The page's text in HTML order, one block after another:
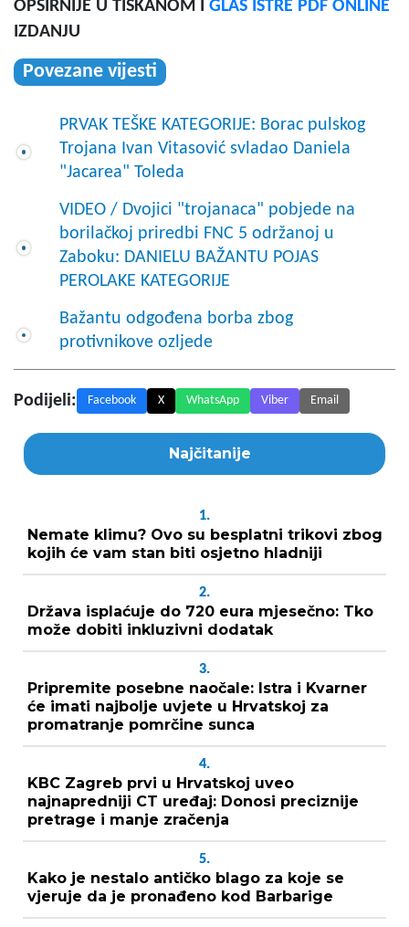
OPŠIRNIJE U TISKANOM I GLAS ISTRE PDF ONLINE
IZDANJU
Povezane vijesti
PRVAK TEŠKE KATEGORIJE: Borac pulskog
Trojana Ivan Vitasović svladao Daniela
"Jacarea" Toleda
VIDEO / Dvojici "trojanaca" pobjede na
borilačkoj priredbi FNC 5 održanoj u
Zaboku: DANIELU BAŽANTU POJAS
PEROLAKE KATEGORIJE
Bažantu odgođena borba zbog
protivnikove ozljede
Podijeli: Facebook X WhatsApp Viber Email
Najčitanije
1.
Nemate klimu? Ovo su besplatni trikovi zbog
kojih će vam stan biti osjetno hladniji
2.
Država isplaćuje do 720 eura mjesečno: Tko
može dobiti inkluzivni dodatak
3.
Pripremite posebne naočale: Istra i Kvarner
će imati najbolje uvjete u Hrvatskoj za
promatranje pomrčine sunca
4.
KBC Zagreb prvi u Hrvatskoj uveo
najnapredniji CT uređaj: Donosi preciznije
pretrage i manje zračenja
5.
Kako je nestalo antičko blago za koje se
vjeruje da je pronađeno kod Barbarige